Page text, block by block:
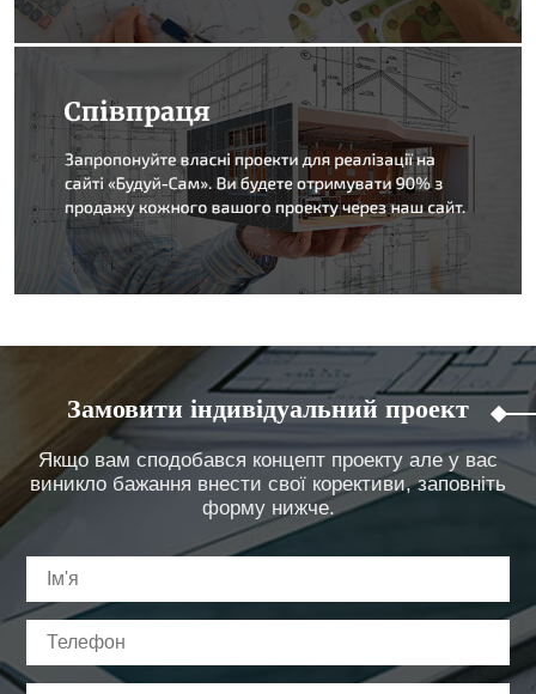
Замовити індивідуальний проект
Якщо вам сподобався концепт проекту але у вас
виникло бажання внести свої корективи, заповніть
форму нижче.